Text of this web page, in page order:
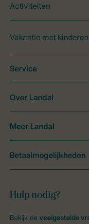
Activiteiten
Vakantie met kinderen
Hulp nodig?
Bekijk de veelgestelde
Service
Over Landal
Meer Landal
Betaalmogelijkheden